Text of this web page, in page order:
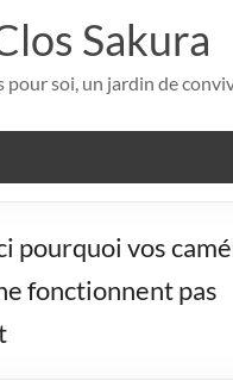
Sakura
pour soi, un jardin de
pourquoi vos
fonctionnent pas